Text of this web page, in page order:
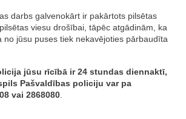
darbs galvenokārt ir pakārtots pilsētas
viesu drošībai, tāpēc atgādinām, ka
no jūsu puses tiek nekavējoties pārbaudīta
jūsu rīcībā ir 24 stundas diennaktī,
Pašvaldības policiju var pa
vai 2868080